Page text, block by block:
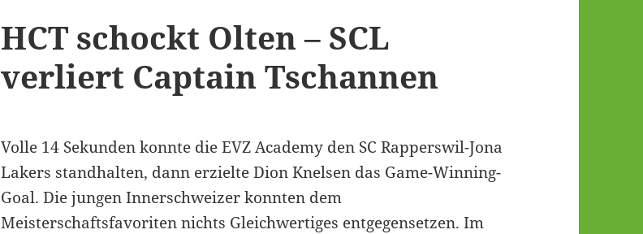
HCT schockt Olten – SCL
verliert Captain Tschannen
Volle 14 Sekunden konnte die EVZ Academy den SC Rapperswil-Jona
Lakers standhalten, dann erzielte Dion Knelsen das Game-Winning-
Goal. Die jungen Innerschweizer konnten dem
Meisterschaftsfavoriten nichts Gleichwertiges entgegensetzen. Im